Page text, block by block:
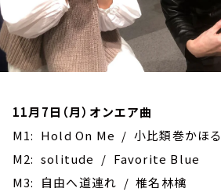
11月7日（月）オンエア曲
M1: Hold On Me / 小比類巻かほる
M2: solitude / Favorite Blue
M3: 自由へ道連れ / 椎名林檎